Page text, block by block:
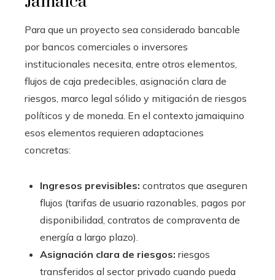
Para que un proyecto sea considerado bancable
por bancos comerciales o inversores
institucionales necesita, entre otros elementos,
flujos de caja predecibles, asignación clara de
riesgos, marco legal sólido y mitigación de riesgos
políticos y de moneda. En el contexto jamaiquino
esos elementos requieren adaptaciones
concretas:
Ingresos previsibles: contratos que aseguren
flujos (tarifas de usuario razonables, pagos por
disponibilidad, contratos de compraventa de
energía a largo plazo).
Asignación clara de riesgos: riesgos
transferidos al sector privado cuando pueda